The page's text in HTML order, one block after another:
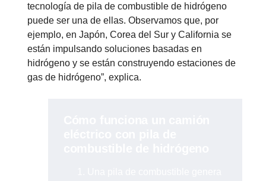
tecnología de pila de combustible de hidrógeno
puede ser una de ellas. Observamos que, por
ejemplo, en Japón, Corea del Sur y California se
están impulsando soluciones basadas en
hidrógeno y se están construyendo estaciones de
gas de hidrógeno”, explica.